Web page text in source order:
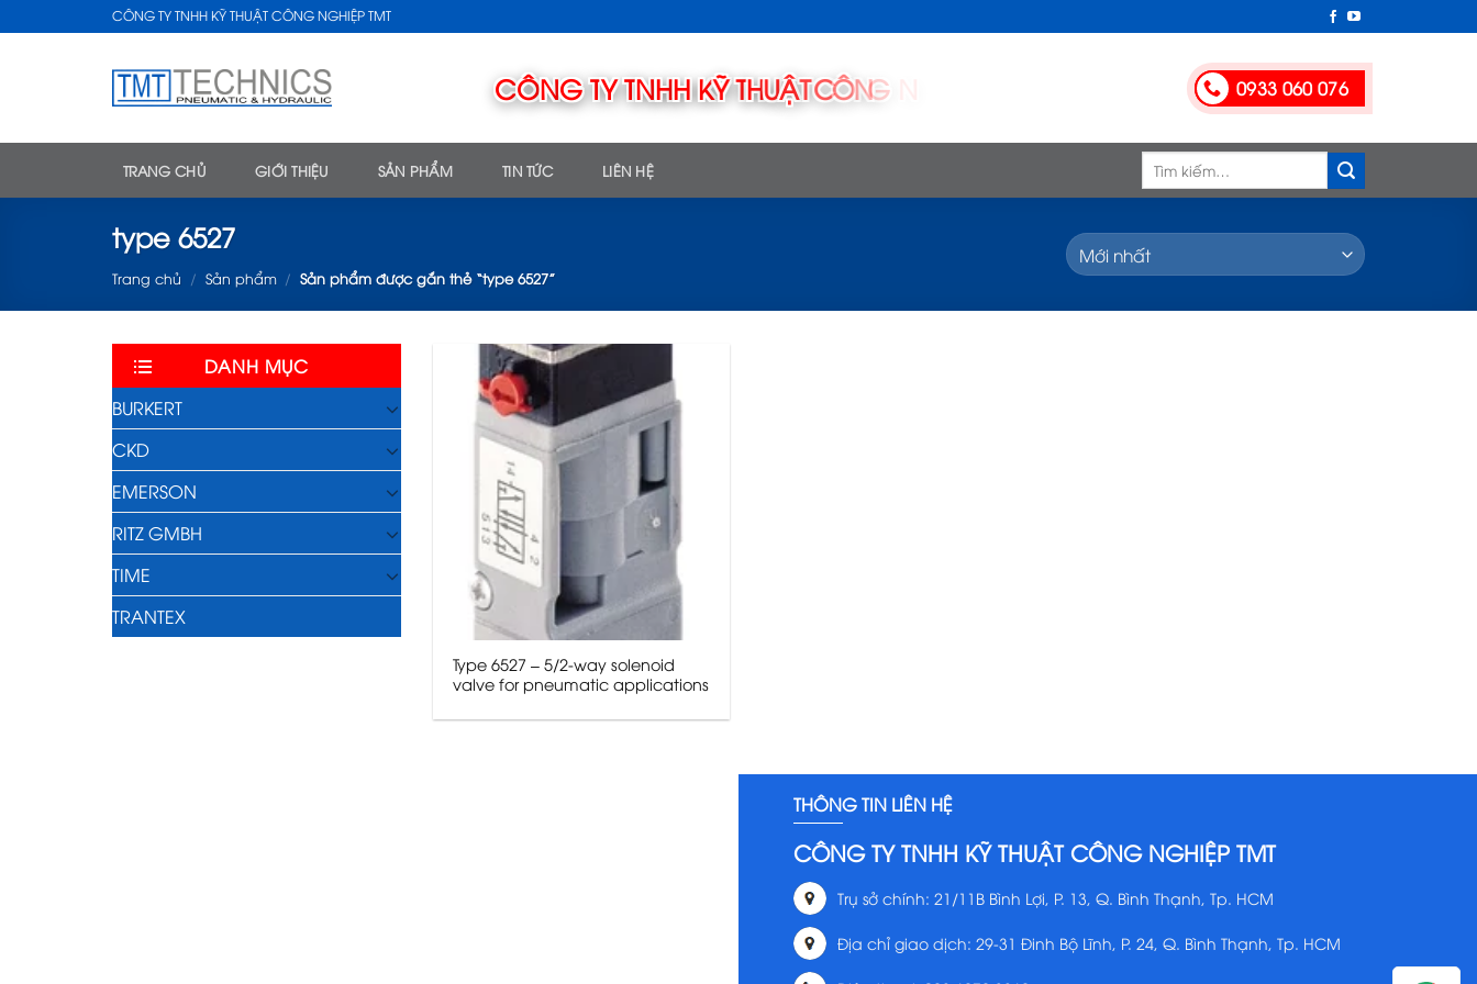
to
CÔNG TY TNHH KỸ THUẬT CÔNG NGHIỆP TMT
0933 060 076
TRANG CHỦ GIỚI THIỆU SẢN PHẨM TIN TỨC LIÊN HỆ
Tìm
kiếm:
type 6527
Trang chủ / Sản phẩm / Sản phẩm được gắn thẻ “type 6527”
DANH MỤC
BURKERT
CKD
EMERSON
RITZ GMBH
TIME
TRANTEX
Type 6527 – 5/2-way solenoid
valve for pneumatic applications
THÔNG TIN LIÊN HỆ
CÔNG TY TNHH KỸ THUẬT CÔNG NGHIỆP TMT
Trụ sở chính: 21/11B Bình Lợi, P. 13, Q. Bình Thạnh, Tp. HCM
Địa chỉ giao dịch: 29-31 Đinh Bộ Lĩnh, P. 24, Q. Bình Thạnh, Tp. HCM